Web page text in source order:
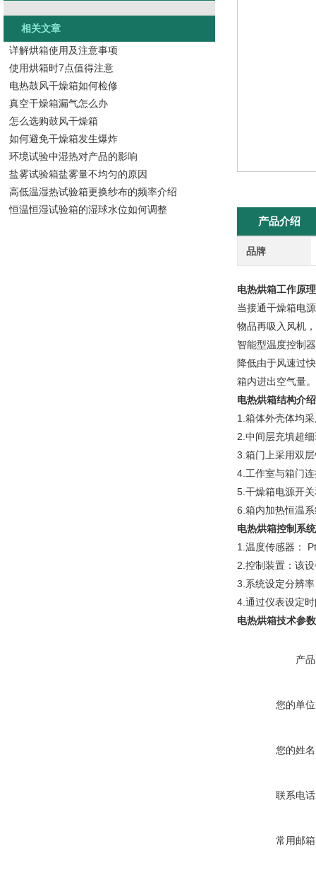
产品介绍
品牌
电热烘箱工作原理
当接通干燥箱电
物品再吸入风机
智能型温度控制
降低由于风速过
箱内进出空气量。
电热烘箱结构介绍
1.箱体外壳体均
2.中间层充填超
3.箱门上采用双
4.工作室与箱门
5.干燥箱电源开
6.箱内加热恒温
电热烘箱控制系统
1.温度传感器：
2.控制装置：该
3.系统设定分辨
4.通过仪表设定
电热烘箱技术参
产
您的单
您的姓
联系电
常用邮
相关文章
详解烘箱使用及注意事项
使用烘箱时7点值得注意
电热鼓风干燥箱如何检修
真空干燥箱漏气怎么办
怎么选购鼓风干燥箱
如何避免干燥箱发生爆炸
环境试验中湿热对产品的影响
盐雾试验箱盐雾量不均匀的原因
高低温湿热试验箱更换纱布的频率介绍
恒温恒湿试验箱的湿球水位如何调整